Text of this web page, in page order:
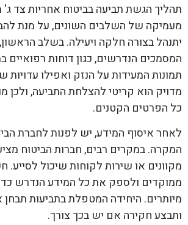
תהליך הגשת תביעה בביטוח אחריות צד ג'
מעמיקה של השלבים השונים, על מנת
יתנהל בצורה חלקה ויעילה. בשלב
המסמכים הנדרשים, כגון דוחות רפואיים
תמונות המעידות על הנזק ואפילו עדויות
מדויק הוא קריטי להצלחת התביעה, ולכן
כל הפרטים הקטנים.
לאחר איסוף המידע, יש לפנות לחברת
המקרה. במקרים רבים, חברות הביטוח
מקוונים או שירות לקוחות שיכול לסייע.
ממוקדים ולספק את כל המידע הנדרש כדי
מיותרים. היחידה המטפלת בתביעות
ותבצע חקירה אם יש בכך צורך.